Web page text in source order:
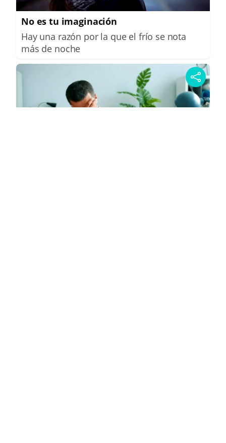
No es tu imaginación
Hay una razón por la que el frío se nota
más de noche